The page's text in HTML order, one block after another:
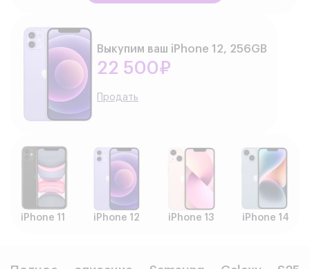
Выкупим ваш iPhone 12, 256GB
22 500₽
Продать
iPhone 11 iPhone 12 iPhone 13 iPhone 14